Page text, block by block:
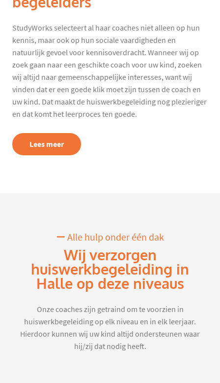
StudyWorks selecteert al haar coaches niet alleen op hun
kennis, maar ook op hun sociale vaardigheden en
natuurlijk gevoel voor kennisoverdracht. Wanneer wij op
zoek gaan naar een geschikte coach voor uw kind, zoeken
wij altijd naar gemeenschappelijke interesses, want wij
vinden dat er een goede klik moet zijn tussen de coach en
uw kind. Dat maakt de huiswerkbegeleiding nog plezieriger
en dat komt het leerproces ten goede.
Lees meer
Alle hulp onder één dak
Wij verzorgen
huiswerkbegeleiding in
Halle op deze niveaus
Onze coaches zijn getraind om te voorzien in
huiswerkbegeleiding op elk niveau en in elk leerjaar.
Hierdoor kunnen wij uw kind altijd ondersteunen waar
hij/zij dat nodig heeft.